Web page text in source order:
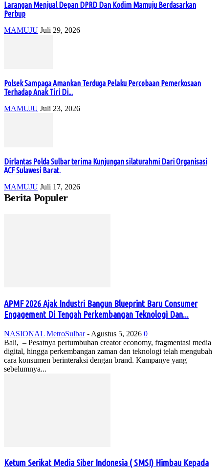
Larangan Menjual Depan DPRD Dan Kodim Mamuju Berdasarkan
Perbup
MAMUJU Juli 29, 2026
Polsek Sampaga Amankan Terduga Pelaku Percobaan Pemerkosaan
Terhadap Anak Tiri Di...
MAMUJU Juli 23, 2026
Dirlantas Polda Sulbar terima Kunjungan silaturahmi Dari Organisasi
ACF Sulawesi Barat.
MAMUJU Juli 17, 2026
Berita Populer
APMF 2026 Ajak Industri Bangun Blueprint Baru Consumer
Engagement Di Tengah Perkembangan Teknologi Dan...
NASIONAL MetroSulbar - Agustus 5, 2026 0
Bali, – Pesatnya pertumbuhan creator economy, fragmentasi media
digital, hingga perkembangan zaman dan teknologi telah mengubah
cara konsumen berinteraksi dengan brand. Kampanye yang
sebelumnya...
Ketum Serikat Media Siber Indonesia ( SMSI) Himbau Kepada